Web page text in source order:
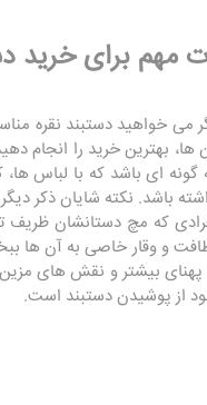
مهم برای خرید
می خواهید دستبند نقره
ها، بهترین خرید را انجام
گونه ای باشد که با لباس
باشد. نکته شایان ذکر
که مچ دستانشان ظریف
و وقار خاصی به آن ها
پهنای بیشتر و نقش های
از پوشیدن دستبند است.